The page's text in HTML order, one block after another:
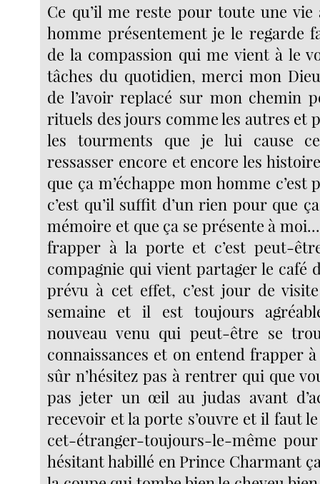
Ce qu’il me reste pour toute une vie
homme présentement je le regarde
de la compassion qui me vient à le
tâches du quotidien, merci mon
de l’avoir replacé sur mon chemin
rituels des jours comme les autres et
les tourments que je lui cause
ressasser encore et encore les
que ça m’échappe mon homme
c’est qu’il suffit d’un rien pour que
mémoire et que ça se présente à
frapper à la porte et c’est peut-
compagnie qui vient partager le café
prévu à cet effet, c’est jour de
semaine et il est toujours
nouveau venu qui peut-être se
connaissances et on entend frapper
sûr n’hésitez pas à rentrer qui que
pas jeter un œil au judas avant
recevoir et la porte s’ouvre et il faut
cet-étranger-toujours-le-même
hésitant habillé en Prince Charmant